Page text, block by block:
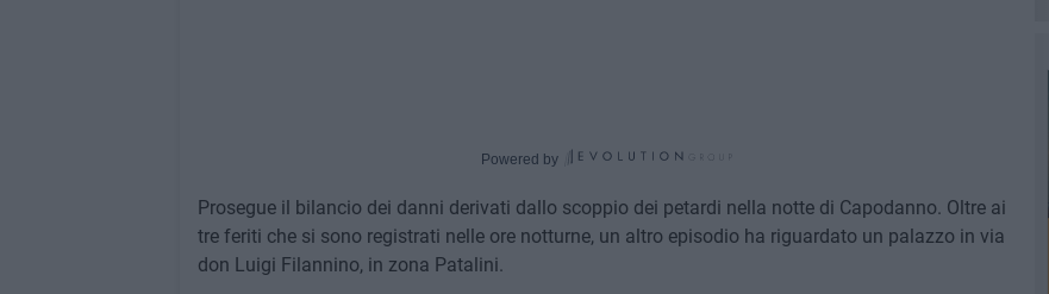
Powered by
Prosegue il bilancio dei danni derivati dallo scoppio dei petardi nella notte di Capodanno. Oltre ai
tre feriti che si sono registrati nelle ore notturne, un altro episodio ha riguardato un palazzo in via
don Luigi Filannino, in zona Patalini.